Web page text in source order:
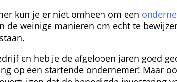
kun je er niet omheen om een
de weinige manieren om echt te
en heb je de afgelopen jaren goed
op een startende ondernemer! Maar